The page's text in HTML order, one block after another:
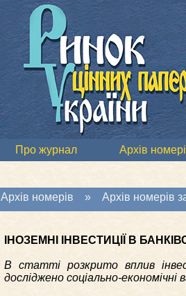
Про журнал Архів
Архів номерів » Архів номерів
ІНОЗЕМНІ ІНВЕСТИЦІЇ В
В статті розкрито вплив
досліджено соціально-економічні